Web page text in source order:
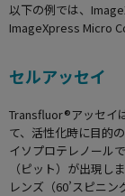
以下の例では、
ImageXpress Micro
セルアッセイ
Transfluor®アッセイ
て、活性化時に目的
イソプロテレノール
（ピット）が出現し
レンズ（60’スピニン